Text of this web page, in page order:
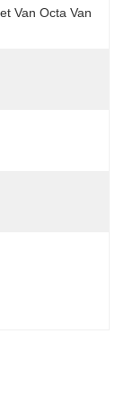
Van Octa Van